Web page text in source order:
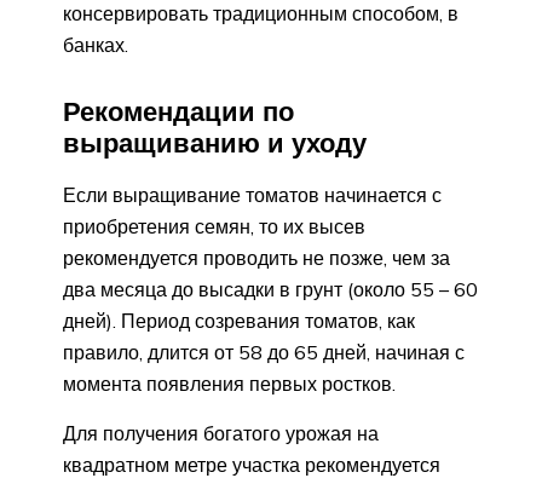
консервировать традиционным способом, в
банках.
Рекомендации по
выращиванию и уходу
Если выращивание томатов начинается с
приобретения семян, то их высев
рекомендуется проводить не позже, чем за
два месяца до высадки в грунт (около 55 – 60
дней). Период созревания томатов, как
правило, длится от 58 до 65 дней, начиная с
момента появления первых ростков.
Для получения богатого урожая на
квадратном метре участка рекомендуется